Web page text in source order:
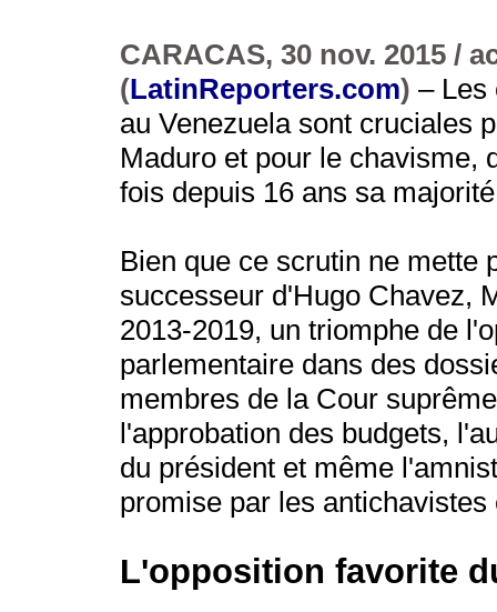
CARACAS, 30 nov. 2015 /
(LatinReporters.com) – Les
au Venezuela sont cruciales
Maduro et pour le chavisme,
fois depuis 16 ans sa
Bien que ce scrutin ne mette
successeur d'Hugo Chavez,
2013-2019, un triomphe de
parlementaire dans des
membres de la Cour
l'approbation des budgets,
du président et même
promise par les
L'opposition favorite